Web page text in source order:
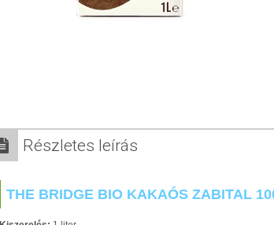
Részletes leírás
THE BRIDGE BIO KAKAÓS ZABITAL